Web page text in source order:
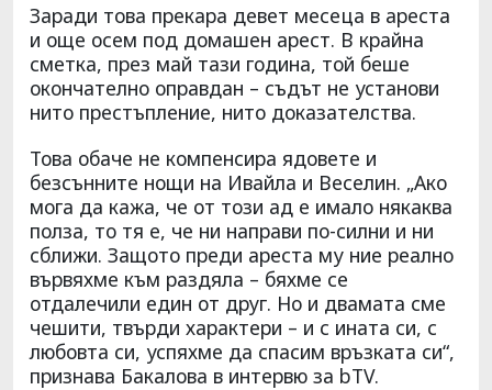
Заради това прекара девет месеца в ареста
и още осем под домашен арест. В крайна
сметка, през май тази година, той беше
окончателно оправдан – съдът не установи
нито престъпление, нито доказателства.
Това обаче не компенсира ядовете и
безсънните нощи на Ивайла и Веселин. „Ако
мога да кажа, че от този ад е имало някаква
полза, то тя е, че ни направи по-силни и ни
сближи. Защото преди ареста му ние реално
вървяхме към раздяла – бяхме се
отдалечили един от друг. Но и двамата сме
чешити, твърди характери – и с ината си, с
любовта си, успяхме да спасим връзката си“,
признава Бакалова в интервю за bTV.